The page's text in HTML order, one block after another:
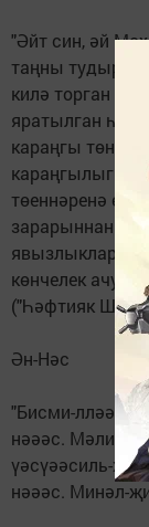
"Әйт син, әй
таңны
килә торган
яратылган һәм
караңгы
караңгылыгы
төеннәренә
зарарыннан
көнчелек ачуы
("Һәфтияк
Ән-Нәс
"Бисми-лләәhи-
нәәәс.
үәсүәәсиль-
нәәәс. Минәл-